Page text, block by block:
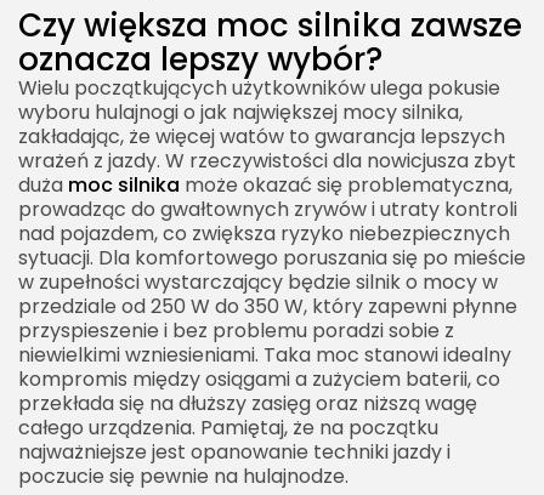
Czy większa moc silnika zawsze
oznacza lepszy wybór?
Wielu początkujących użytkowników ulega pokusie
wyboru hulajnogi o jak największej mocy silnika,
zakładając, że więcej watów to gwarancja lepszych
wrażeń z jazdy. W rzeczywistości dla nowicjusza zbyt
duża moc silnika może okazać się problematyczna,
prowadząc do gwałtownych zrywów i utraty kontroli
nad pojazdem, co zwiększa ryzyko niebezpiecznych
sytuacji. Dla komfortowego poruszania się po mieście
w zupełności wystarczający będzie silnik o mocy w
przedziale od 250 W do 350 W, który zapewni płynne
przyspieszenie i bez problemu poradzi sobie z
niewielkimi wzniesieniami. Taka moc stanowi idealny
kompromis między osiągami a zużyciem baterii, co
przekłada się na dłuższy zasięg oraz niższą wagę
całego urządzenia. Pamiętaj, że na początku
najważniejsze jest opanowanie techniki jazdy i
poczucie się pewnie na hulajnodze.